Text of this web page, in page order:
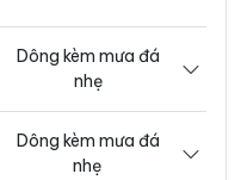
Dông kèm mưa đá
nhẹ
Dông kèm mưa đá
nhẹ